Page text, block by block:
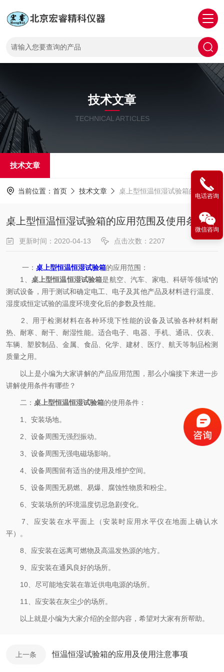
技术文章
TECHNICAL ARTICLES
技术文章
当前位置： 首页 技术文章 桌上型恒温恒湿试验箱的应用范围及使用条件
桌上型恒温恒湿试验箱的应用范围及使用条件
更新时间：2020-04-13 点击次数：2207
一： 桌上型恒温恒湿试验箱的应用范围：
1、 桌上型恒温恒湿试验箱是航空、汽车、家电、科研等领域*的
测试设备，用于测试和确定电工、电子及其他产品及材料进行温度、
湿度或恒定试验的温度环境变化后的参数及性能。
2、用于检测材料在各种环境下性能的设备及试验各种材料耐
热、耐寒、耐干、耐湿性能。适合电子、电器、手机、通讯、仪表、
车辆、塑胶制品、金属、食品、化学、建材、医疗、航天等制品检测
质量之用。
以上是小编为大家讲解的产品应用范围，那么小编接下来进一步
讲解使用条件有哪些？
二： 桌上型恒温恒湿试验箱的使用条件：
1、安装场地。
2、设备周围无强烈振动。
3、设备周围无强电磁场影响。
4、设备周围留有适当的使用及维护空间。
5、设备周围无易燃、易爆、腐蚀性物质和粉尘。
6、安装场所的环境温度切忌急剧变化。
7、应安装在水平面上（安装时应用水平仪在地面上确认水
平）。
8、应安装在远离可燃物及高温发热源的地方。
9、应安装在通风良好的场所。
10、尽可能地安装在靠近供电电源的场所。
11、应安装在灰尘少的场所。
以上就是小编为大家介绍的全部内容，希望对大家有所帮助。
上一条 恒温恒湿试验箱的应用及使用注意事项
电话咨询
微信咨询